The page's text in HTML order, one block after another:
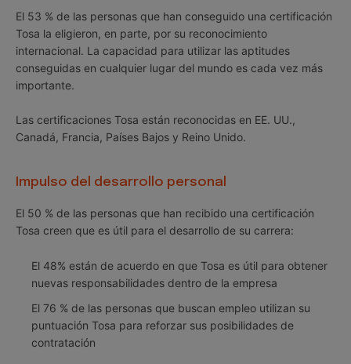
El 53 % de las personas que han conseguido una certificación
Tosa la eligieron, en parte, por su reconocimiento
internacional. La capacidad para utilizar las aptitudes
conseguidas en cualquier lugar del mundo es cada vez más
importante.
Las certificaciones Tosa están reconocidas en EE. UU.,
Canadá, Francia, Países Bajos y Reino Unido.
Impulso del desarrollo personal
El 50 % de las personas que han recibido una certificación
Tosa creen que es útil para el desarrollo de su carrera:
El 48% están de acuerdo en que Tosa es útil para obtener
nuevas responsabilidades dentro de la empresa
El 76 % de las personas que buscan empleo utilizan su
puntuación Tosa para reforzar sus posibilidades de
contratación